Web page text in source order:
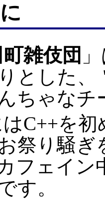
町雑伎団
とした、
ちゃなチ
C++を
祭り騒
フェイン
です。